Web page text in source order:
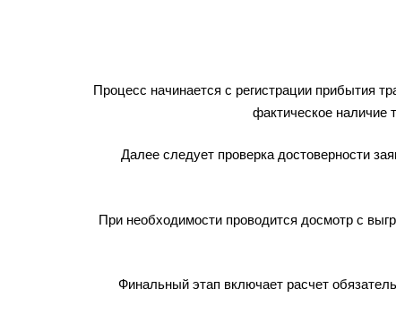
Процесс начинается с регистрации прибытия
фактическое наличие
Далее следует проверка достоверности
При необходимости проводится досмотр с
Финальный этап включает расчет